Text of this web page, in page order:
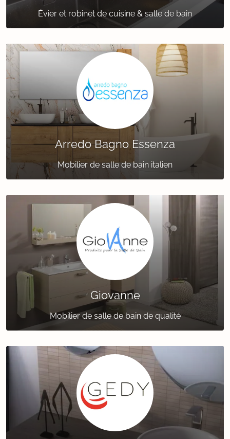
Évier et robinet de cuisine & salle de bain
Arredo Bagno Essenza
Mobilier de salle de bain italien
Giovanne
Mobilier de salle de bain de qualité